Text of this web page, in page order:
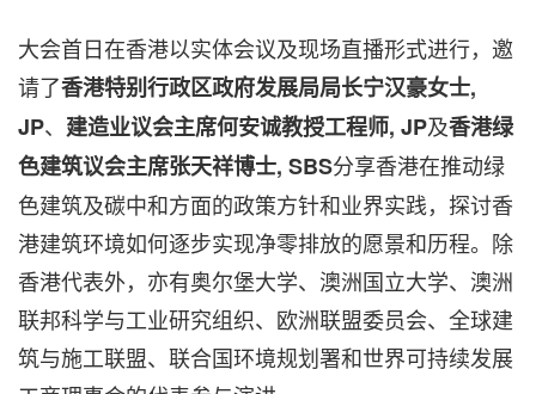
大会首日在香港以实体会议及现场直播形式进行，邀
请了香港特别行政区政府发展局局长宁汉豪女士,
JP、 建造业议会主席何安诚教授工程师, JP及香港绿
色建筑议会主席张天祥博士, SBS分享香港在推动绿
色建筑及碳中和方面的政策方针和业界实践，探讨香
港建筑环境如何逐步实现净零排放的愿景和历程。除
香港代表外，亦有奥尔堡大学、澳洲国立大学、澳洲
联邦科学与工业研究组织、欧洲联盟委员会、全球建
筑与施工联盟、联合国环境规划署和世界可持续发展